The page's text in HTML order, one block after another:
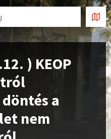
) KEOP
a
nem